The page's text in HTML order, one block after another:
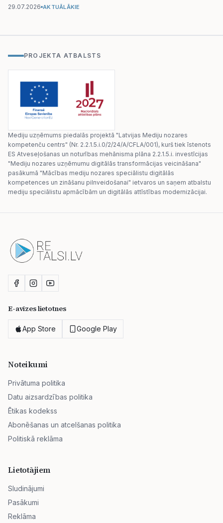
29.07.2026 AKTUĀLĀKIE
PROJEKTA ATBALSTS
Mediju uzņēmums piedalās projektā "Latvijas Mediju nozares
kompetenču centrs" (Nr. 2.2.1.5.i.0/2/24/A/CFLA/001), kurš tiek īstenots
ES Atveseļošanas un noturības mehānisma plāna 2.2.1.5.i. investīcijas
"Mediju nozares uzņēmumu digitālās transformācijas veicināšana"
pasākumā "Mācības mediju nozares speciālistu digitālās
kompetences un zināšanu pilnveidošanai" ietvaros un saņem atbalstu
mediju speciālistu apmācībām un digitālās attīstības modernizācijai.
E-avīzes lietotnes
App Store Google Play
Noteikumi
Privātuma politika
Datu aizsardzības politika
Ētikas kodekss
Abonēšanas un atcelšanas politika
Politiskā reklāma
Lietotājiem
Sludinājumi
Pasākumi
Reklāma